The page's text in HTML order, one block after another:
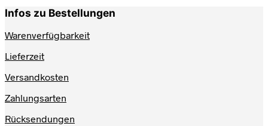
Infos zu Bestellungen
Warenverfügbarkeit
Lieferzeit
Versandkosten
Zahlungsarten
Rücksendungen